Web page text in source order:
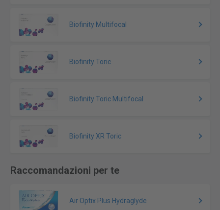
Biofinity Multifocal
Biofinity Toric
Biofinity Toric Multifocal
Biofinity XR Toric
Raccomandazioni per te
Air Optix Plus Hydraglyde